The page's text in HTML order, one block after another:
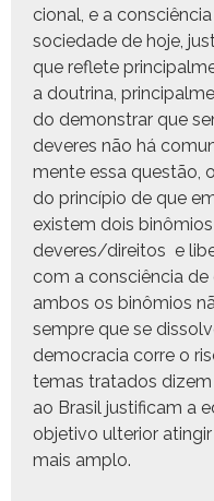
cional, e a
sociedade de hoje,
que reflete
a dout­ri­na,
do demon­strar que
deveres não há
mente essa questão,
do princí­pio de que
exis­tem dois
deveres/direitos e
com a con­sciên­cia
ambos os binômios
sem­pre que se
democ­ra­cia corre o
temas trata­dos
ao Brasil jus­ti­fi­cam a
obje­ti­vo ulte­ri­or
mais amplo.